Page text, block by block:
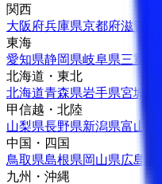
関西
大阪府兵庫県京都府滋賀県
東海
愛知県静岡県岐阜県三重県
北海道・東北
北海道青森県岩手県宮城県
甲信越・北陸
山梨県長野県新潟県富山県
中国・四国
鳥取県島根県岡山県広島県
九州・沖縄